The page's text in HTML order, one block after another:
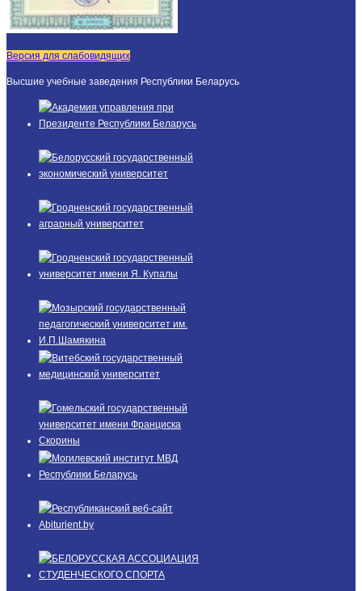
Версия для слабовидящих
Высшие учебные заведения Республики Беларусь